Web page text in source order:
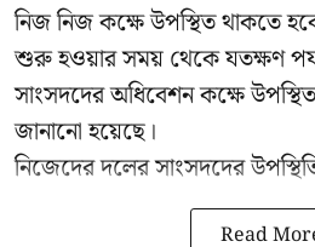
নিজ নিজ কক্ষে উপস্থিত থাকতে
শুরু হওয়ার সময় থেকে যতক্ষণ
সাংসদদের অধিবেশন কক্ষে
জানানো হয়েছে।
নিজেদের দলের সাংসদদের
Read